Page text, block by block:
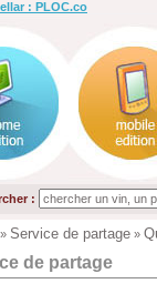
: PLOC.co
:
» Service de partage »
de partage